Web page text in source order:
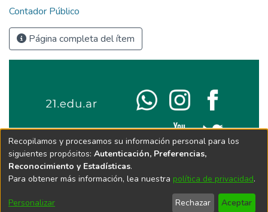
Contador Público
Página completa del ítem
Recopilamos y procesamos su información personal para los
siguientes propósitos: Autenticación, Preferencias,
Reconocimiento y Estadísticas.
Para obtener más información, lea nuestra política de privacidad.
Personalizar Rechazar Aceptar